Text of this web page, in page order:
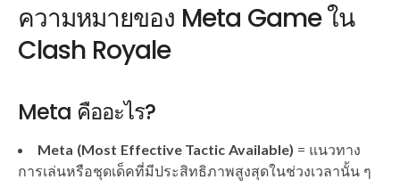
ความหมายของ Meta Game ใน
Clash Royale
Meta คืออะไร?
Meta (Most Effective Tactic Available) = แนวทาง
การเล่นหรือชุดเด็คที่มีประสิทธิภาพสูงสุดในช่วงเวลานั้น ๆ